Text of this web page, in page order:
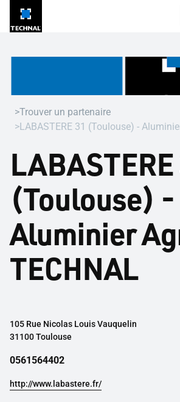
Trouver un partenaire
LABASTERE 31 (Toulouse) -
LABASTERE
(Toulouse) -
Aluminier
TECHNAL
105 Rue Nicolas Louis Vauquelin
31100 Toulouse
0561564402
http://www.labastere.fr/